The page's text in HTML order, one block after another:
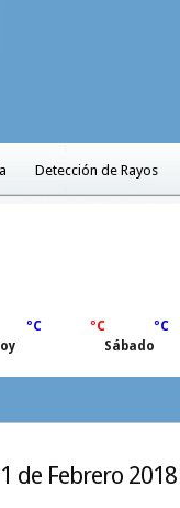
Detección de Rayos
ºC
ºC
ºC
Sábado
de Febrero 2018